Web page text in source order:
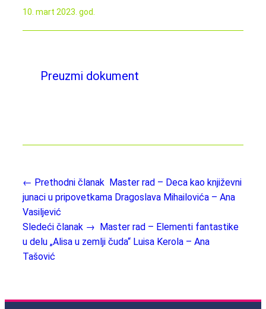
10. mart 2023. god.
Preuzmi dokument
← Prethodni članak Master rad – Deca kao književni
junaci u pripovetkama Dragoslava Mihailovića – Ana
Vasiljević
Sledeći članak → Master rad – Elementi fantastike
u delu „Alisa u zemlji čuda“ Luisa Kerola – Ana
Tašović